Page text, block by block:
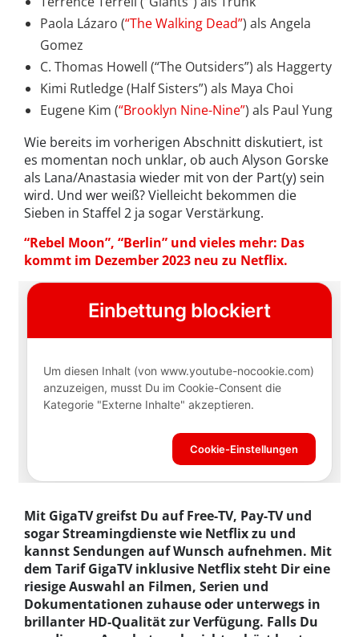
Paola Lázaro (“The Walking Dead”) als Angela
Gomez
C. Thomas Howell (“The Outsiders”) als Haggerty
Kimi Rutledge (Half Sisters”) als Maya Choi
Eugene Kim (“Brooklyn Nine-Nine”) als Paul Yung
Wie bereits im vorherigen Abschnitt diskutiert, ist
es momentan noch unklar, ob auch Alyson Gorske
als Lana/Anastasia wieder mit von der Part(y) sein
wird. Und wer weiß? Vielleicht bekommen die
Sieben in Staffel 2 ja sogar Verstärkung.
“Rebel Moon”, “Berlin” und vieles mehr: Das
kommt im Dezember 2023 neu zu Netflix.
Mit GigaTV greifst Du auf Free-TV, Pay-TV und
sogar Streamingdienste wie Netflix zu und
kannst Sendungen auf Wunsch aufnehmen. Mit
dem Tarif GigaTV inklusive Netflix steht Dir eine
riesige Auswahl an Filmen, Serien und
Dokumentationen zuhause oder unterwegs in
brillanter HD-Qualität zur Verfügung. Falls Du